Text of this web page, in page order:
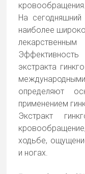
кровообращения.
На сегодняшний
наиболее
экстракта
определяют
применением
Экстракт
ходьбе,
и ногах.